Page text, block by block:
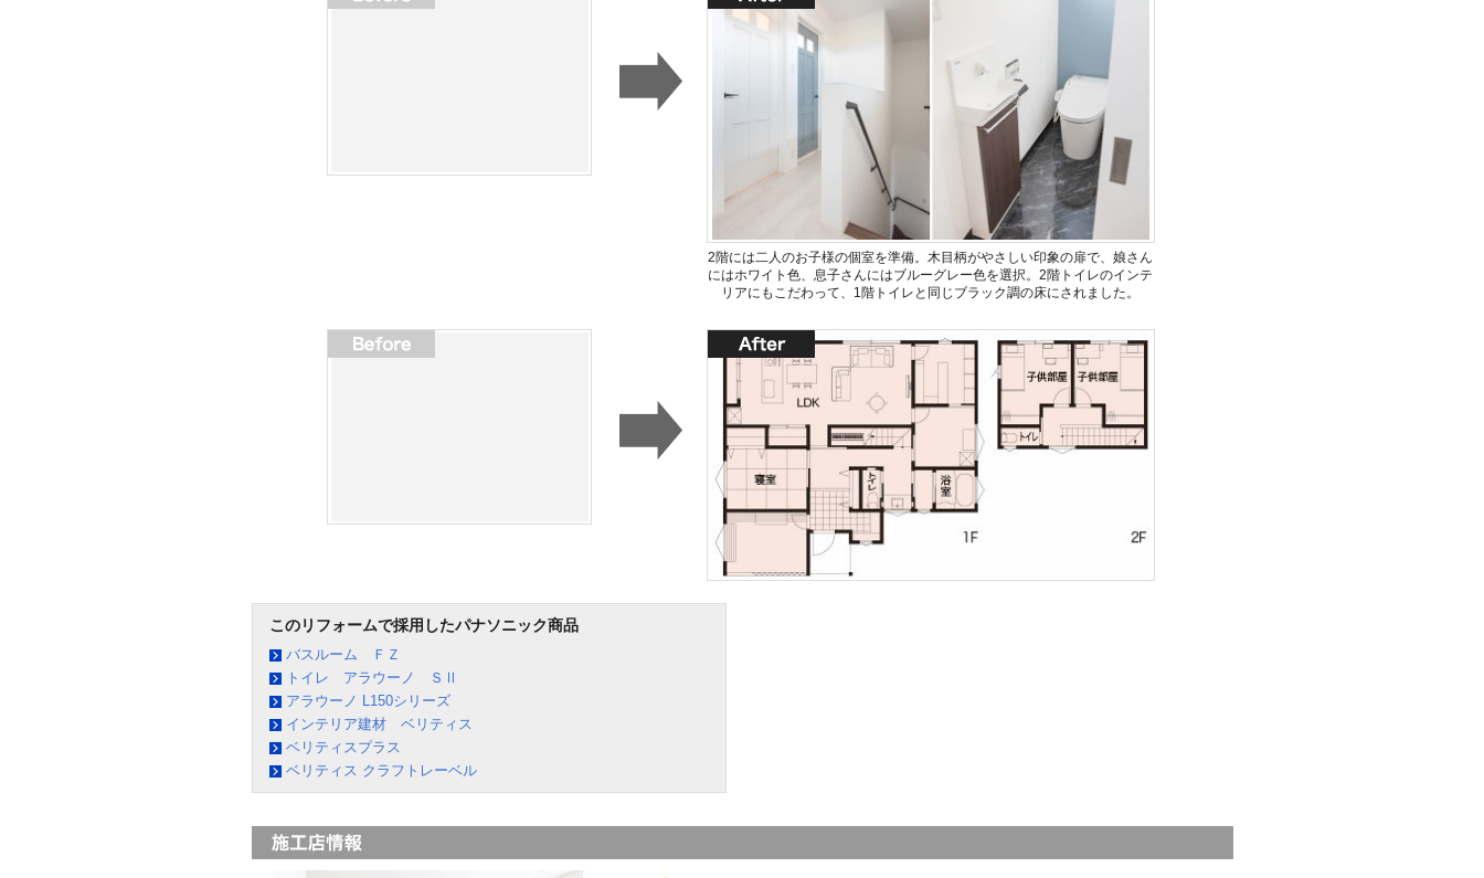
2階には二人のお子様の個室を準備。木目柄がやさしい印象の扉で、娘さん
にはホワイト色、息子さんにはブルーグレー色を選択。2階トイレのインテ
リアにもこだわって、1階トイレと同じブラック調の床にされました。
このリフォームで採用したパナソニック商品
バスルーム ＦＺ
トイレ アラウーノ ＳⅡ
アラウーノ L150シリーズ
インテリア建材 ベリティス
ベリティスプラス
ベリティス クラフトレーベル